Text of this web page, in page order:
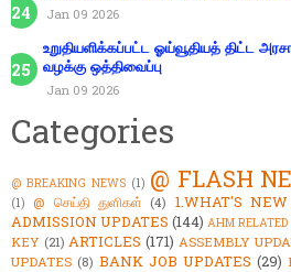
Jan 09 2026
உறுதியளிக்கப்பட்ட ஓய்வூதியத் திட்ட
வழக்கு ஒத்திவைப்பு
Jan 09 2026
Categories
@ BREAKING NEWS (1) @ FLASH
(1) @ செய்தி துளிகள் (4) 1.WHAT'S NEW
ADMISSION UPDATES (144) AHM RELATED
KEY (21) ARTICLES (171) ASSEMBLY
UPDATES (8) BANK JOB UPDATES (29)